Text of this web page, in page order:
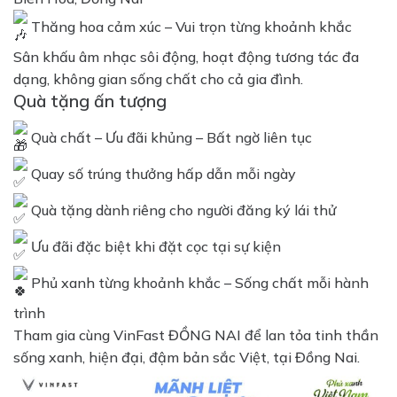
Thăng hoa cảm xúc – Vui trọn từng khoảnh khắc
Sân khấu âm nhạc sôi động, hoạt động tương tác đa
dạng, không gian sống chất cho cả gia đình.
Quà tặng ấn tượng
Quà chất – Ưu đãi khủng – Bất ngờ liên tục
Quay số trúng thưởng hấp dẫn mỗi ngày
Quà tặng dành riêng cho người đăng ký lái thử
Ưu đãi đặc biệt khi đặt cọc tại sự kiện
Phủ xanh từng khoảnh khắc – Sống chất mỗi hành
trình
Tham gia cùng VinFast ĐỒNG NAI để lan tỏa tinh thần
sống xanh, hiện đại, đậm bản sắc Việt, tại Đồng Nai.